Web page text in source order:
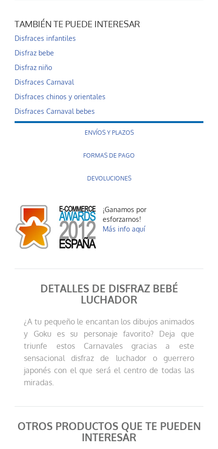
TAMBIÉN TE PUEDE INTERESAR
Disfraces infantiles
Disfraz bebe
Disfraz niño
Disfraces Carnaval
Disfraces chinos y orientales
Disfraces Carnaval bebes
ENVÍOS Y PLAZOS
FORMAS DE PAGO
DEVOLUCIONES
¡Ganamos por
esforzarnos!
Más info aquí
DETALLES DE DISFRAZ BEBÉ
LUCHADOR
¿A tu pequeño le encantan los dibujos animados
y Goku es su personaje favorito? Deja que
triunfe estos Carnavales gracias a este
sensacional disfraz de luchador o guerrero
japonés con el que será el centro de todas las
miradas.
OTROS PRODUCTOS QUE TE PUEDEN
INTERESAR